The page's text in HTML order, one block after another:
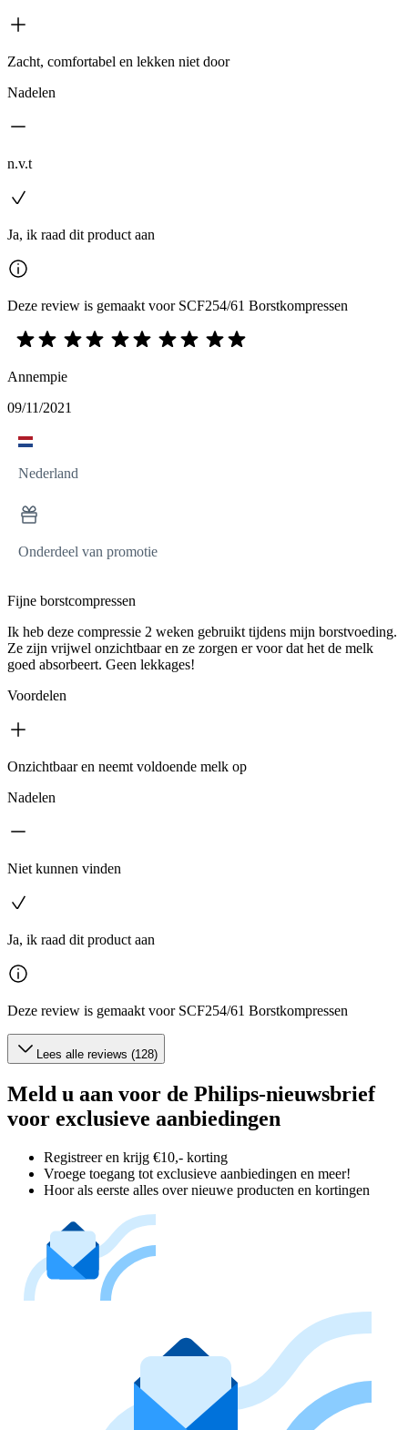
Zacht, comfortabel en lekken niet door
Nadelen
n.v.t
Ja, ik raad dit product aan
Deze review is gemaakt voor SCF254/61 Borstkompressen
Annempie
09/11/2021
Nederland
Onderdeel van promotie
Fijne borstcompressen
Ik heb deze compressie 2 weken gebruikt tijdens mijn borstvoeding.
Ze zijn vrijwel onzichtbaar en ze zorgen er voor dat het de melk
goed absorbeert. Geen lekkages!
Voordelen
Onzichtbaar en neemt voldoende melk op
Nadelen
Niet kunnen vinden
Ja, ik raad dit product aan
Deze review is gemaakt voor SCF254/61 Borstkompressen
Lees alle reviews (128)
Meld u aan voor de Philips-nieuwsbrief
voor exclusieve aanbiedingen
Registreer en krijg €10,- korting
Vroege toegang tot exclusieve aanbiedingen en meer!
Hoor als eerste alles over nieuwe producten en kortingen